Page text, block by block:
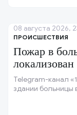
ПРОИСШЕСТВИЯ
Пожар в
локализован
Telegram-канал
здании больницы
08 августа 2026,